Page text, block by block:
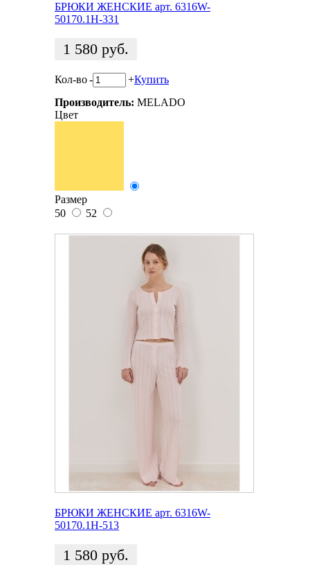
БРЮКИ ЖЕНСКИЕ арт. 6316W-
50170.1H-331
1 580 руб.
Кол-во- +Купить
Производитель: MELADO
Цвет
Размер
50
52
БРЮКИ ЖЕНСКИЕ арт. 6316W-
50170.1H-513
1 580 руб.